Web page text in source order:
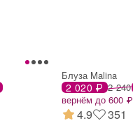
Блуза Malina
2 020 ₽ 2 240
вернём до 600 ₽
4.9 351